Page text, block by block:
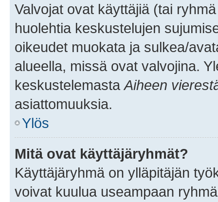
Valvojat ovat käyttäjiä (tai
huolehtia keskustelujen
oikeudet muokata ja sulkea/
alueella, missä ovat valvojina.
keskustelemasta Aiheen
asiattomuuksia.
Ylös
Mitä ovat käyttäjäryhmät?
Käyttäjäryhmä on ylläpitäjän
voivat kuulua useampaan